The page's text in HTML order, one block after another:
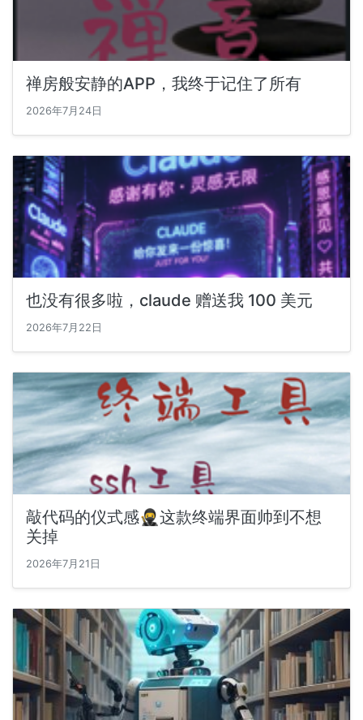
禅房般安静的APP，我终于记住了所有
2026年7月24日
也没有很多啦，claude 赠送我 100 美元
2026年7月22日
敲代码的仪式感🥷这款终端界面帅到不想
关掉
2026年7月21日